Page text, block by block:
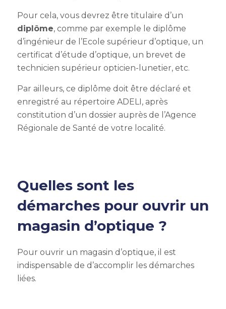
Pour cela, vous devrez être titulaire d’un
diplôme, comme par exemple le diplôme
d’ingénieur de l’Ecole supérieur d’optique, un
certificat d’étude d’optique, un brevet de
technicien supérieur opticien-lunetier, etc.
Par ailleurs, ce diplôme doit être déclaré et
enregistré au répertoire ADELI, après
constitution d’un dossier auprès de l’Agence
Régionale de Santé de votre localité.
Quelles sont les
démarches pour ouvrir un
magasin d’optique ?
Pour ouvrir un magasin d’optique, il est
indispensable de d’accomplir les démarches
liées.